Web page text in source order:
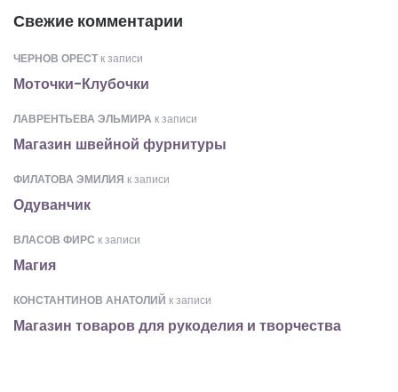
Свежие комментарии
ЧЕРНОВ ОРЕСТ к записи
Моточки-Клубочки
ЛАВРЕНТЬЕВА ЭЛЬМИРА к записи
Магазин швейной фурнитуры
ФИЛАТОВА ЭМИЛИЯ к записи
Одуванчик
ВЛАСОВ ФИРС к записи
Магия
КОНСТАНТИНОВ АНАТОЛИЙ к записи
Магазин товаров для рукоделия и творчества